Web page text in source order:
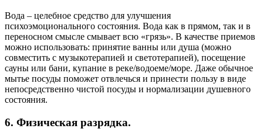
Вода – целебное средство для улучшения
психоэмоционального состояния. Вода как в прямом, так и в
переносном смысле смывает всю «грязь». В качестве приемов
можно использовать: принятие ванны или душа (можно
совместить с музыкотерапией и светотерапией), посещение
сауны или бани, купание в реке/водоеме/море. Даже обычное
мытье посуды поможет отвлечься и принести пользу в виде
непосредственно чистой посуды и нормализации душевного
состояния.
6. Физическая разрядка.